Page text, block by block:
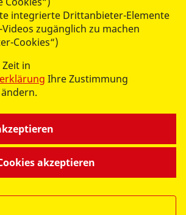
Erzgebirge aufFacebook
Erzgebirge aufInstagram
integrierte Drittanbieter-Elemente
zugänglich zu machen
Cookies“)
in
Ihre Zustimmung
akzeptieren